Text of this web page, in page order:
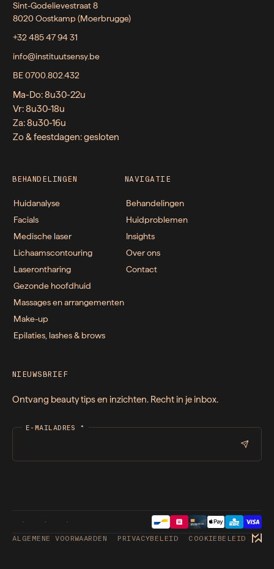
Sint-Godelievestraat 8
8020 Oostkamp (Moerbrugge)
+32 485 47 94 31
info@instituutsensy.be
BE 0700.802.432
Ma-Do: 8u30-22u
Vr: 8u30-18u
Za: 8u30-16u
Zo & feestdagen: gesloten
BEHANDELINGEN
Huidanalyse
Facials
Medische laser
Lichaamscontouring
Laserontharing
Gezonde hoofdhuid
Massages en arrangementen
Make-up
Epilaties, lashes & brows
NAVIGATIE
Behandelingen
Huidproblemen
Insights
Over ons
Contact
NIEUWSBRIEF
Ontvang beauty tips en inzichten. Recht in je inbox.
E-MAILADRES *
ALGEMENE VOORWAARDEN PRIVACYBELEID COOKIEBELEID